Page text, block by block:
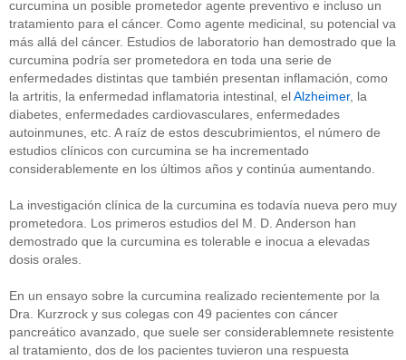
curcumina un posible prometedor agente preventivo e incluso un
tratamiento para el cáncer. Como agente medicinal, su potencial va
más allá del cáncer. Estudios de laboratorio han demostrado que la
curcumina podría ser prometedora en toda una serie de
enfermedades distintas que también presentan inflamación, como
la artritis, la enfermedad inflamatoria intestinal, elAlzheimer, la
diabetes, enfermedades cardiovasculares, enfermedades
autoinmunes, etc. A raíz de estos descubrimientos, el número de
estudios clínicos con curcumina se ha incrementado
considerablemente en los últimos años y continúa aumentando.
La investigación clínica de la curcumina es todavía nueva pero muy
prometedora. Los primeros estudios del M. D. Anderson han
demostrado que la curcumina es tolerable e inocua a elevadas
dosis orales.
En un ensayo sobre la curcumina realizado recientemente por la
Dra. Kurzrock y sus colegas con 49 pacientes con cáncer
pancreático avanzado, que suele ser considerablemnete resistente
al tratamiento, dos de los pacientes tuvieron una respuesta